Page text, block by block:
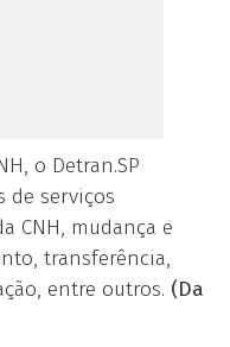
o Detran.SP
de serviços
CNH, mudança e
transferência,
entre outros. (Da